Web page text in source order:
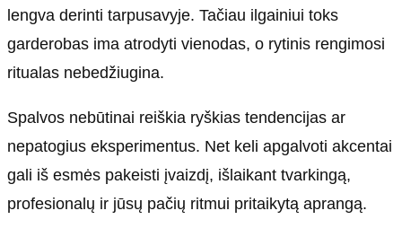
lengva derinti tarpusavyje. Tačiau ilgainiui toks
garderobas ima atrodyti vienodas, o rytinis rengimosi
ritualas nebedžiugina.
Spalvos nebūtinai reiškia ryškias tendencijas ar
nepatogius eksperimentus. Net keli apgalvoti akcentai
gali iš esmės pakeisti įvaizdį, išlaikant tvarkingą,
profesionalų ir jūsų pačių ritmui pritaikytą aprangą.